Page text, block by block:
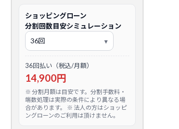
ショッピングローン
分割回数目安シミュレーション
36回払い（税込/月額）
14,900円
※ 分割月額は目安です。分割手数料・
端数処理は実際の条件により異なる場
合があります。 ※ 法人の方はショッピ
ングローンのご利用は頂けません。